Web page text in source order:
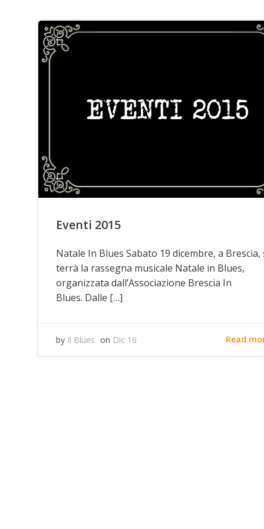
Eventi 2015
Natale In Blues Sabato 19 dicembre, a Brescia,
terrà la rassegna musicale Natale in Blues,
organizzata dall’Associazione Brescia In
Blues. Dalle […]
by Il Blues on Dic 16 Read